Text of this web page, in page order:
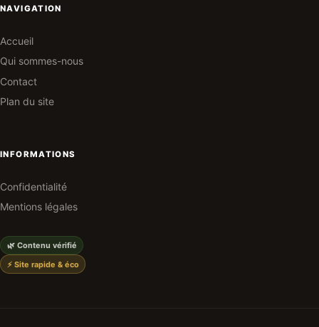
NAVIGATION
Accueil
Qui sommes-nous
Contact
Plan du site
INFORMATIONS
Confidentialité
Mentions légales
🌿 Contenu vérifié
⚡ Site rapide & éco